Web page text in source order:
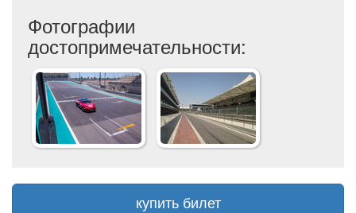
Фотографии
достопримечательности:
купить билет